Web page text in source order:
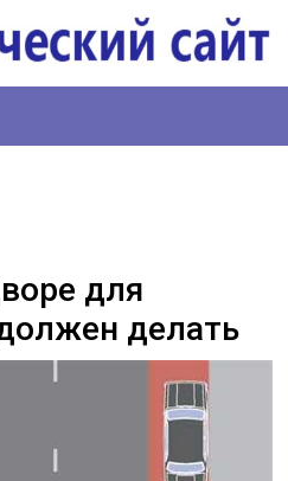
для
делать